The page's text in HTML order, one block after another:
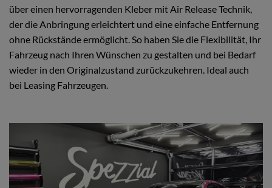
über einen hervorragenden Kleber mit Air Release Technik,
der die Anbringung erleichtert und eine einfache Entfernung
ohne Rückstände ermöglicht. So haben Sie die Flexibilität, Ihr
Fahrzeug nach Ihren Wünschen zu gestalten und bei Bedarf
wieder in den Originalzustand zurückzukehren. Ideal auch
bei Leasing Fahrzeugen.